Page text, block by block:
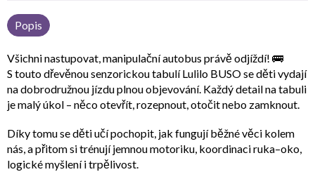
Popis
Všichni nastupovat, manipulační autobus právě odjíždí! 🚌
S toutodřevěnou senzorickou tabulí Lulilo BUSOse děti vydají
na dobrodružnou jízdu plnou objevování. Každý detail na tabuli
je malý úkol – něco otevřít, rozepnout, otočit nebo zamknout.
Díky tomu se děti učípochopit, jak fungují běžné věci kolem
nás, a přitom si trénujíjemnou motoriku, koordinaci ruka–oko,
logické myšlení i trpělivost.